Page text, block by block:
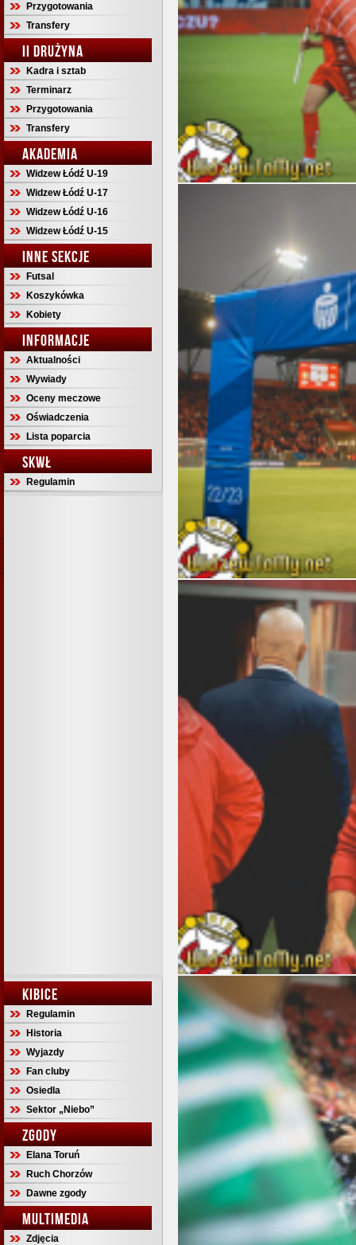
Przygotowania
Transfery
II DRUŻYNA
Kadra i sztab
Terminarz
Przygotowania
Transfery
AKADEMIA
Widzew Łódź U-19
Widzew Łódź U-17
Widzew Łódź U-16
Widzew Łódź U-15
INNE SEKCJE
Futsal
Koszykówka
Kobiety
INFORMACJE
Aktualności
Wywiady
Oceny meczowe
Oświadczenia
Lista poparcia
SKWŁ
Regulamin
KIBICE
Regulamin
Historia
Wyjazdy
Fan cluby
Osiedla
Sektor „Niebo”
ZGODY
Elana Toruń
Ruch Chorzów
Dawne zgody
MULTIMEDIA
Zdjęcia